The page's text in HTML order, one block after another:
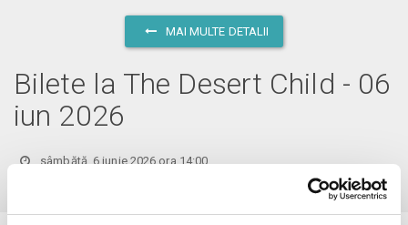
MAI MULTE DETALII
Bilete la The Desert Child - 06
iun 2026
sâmbătă, 6 iunie 2026 ora 14:00
vezi pe harta